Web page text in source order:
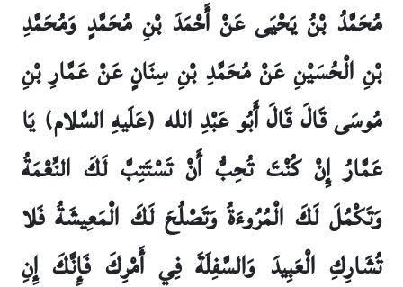
مُحَمَّدُ بْنُ يَحْيَى عَنْ أَحْمَدَ بْنِ مُحَمَّدٍ وَمُحَمَّدِ
بْنِ الْحُسَيْنِ عَنْ مُحَمَّدِ بْنِ سِنَانٍ عَنْ عَمَّارِ بْنِ
مُوسَى قَالَ قَالَ أَبُو عَبْدِ الله (عَلَيهِ السَّلام) يَا
عَمَّارُ إِنْ كُنْتَ تُحِبُّ أَنْ تَسْتَتِبَّ لَكَ النِّعْمَةُ
وَتَكْمُلَ لَكَ الْمُرُوءَةُ وَتَصْلُحَ لَكَ الْمَعِيشَةُ فَلا
تُشَارِكِ الْعَبِيدَ وَالسَّفِلَةَ فِي أَمْرِكَ فَإِنَّكَ إِنِ